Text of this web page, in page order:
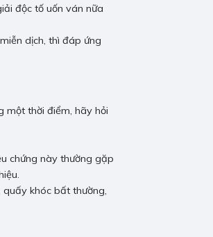
độc tố uốn ván nữa
dịch, thì đáp ứng
một thời điểm, hãy hỏi
chứng này thường gặp
quấy khóc bất thường,